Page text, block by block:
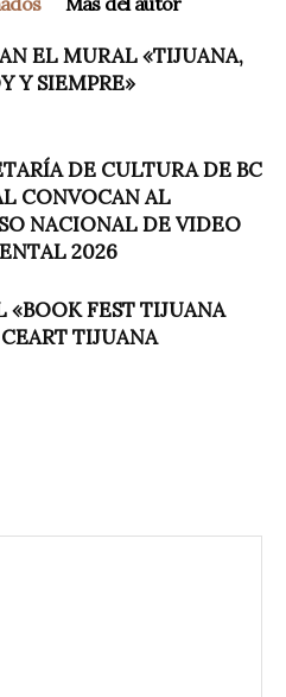
EL MURAL «TIJUANA,
Y SIEMPRE»
DE CULTURA DE BC
CONVOCAN AL
NACIONAL DE VIDEO
2026
«BOOK FEST TIJUANA
TIJUANA